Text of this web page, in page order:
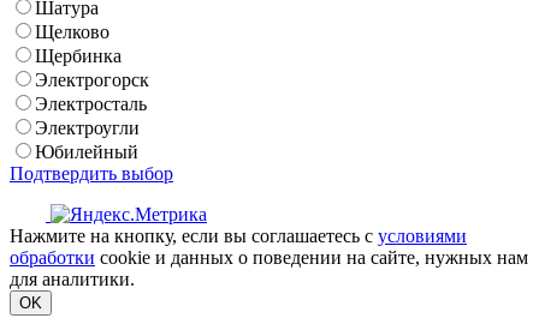
Шатура
Щелково
Щербинка
Электрогорск
Электросталь
Электроугли
Юбилейный
Подтвердить выбор
Нажмите на кнопку, если вы соглашаетесь с условиями
обработки cookie и данных о поведении на сайте, нужных нам
для аналитики.
OK